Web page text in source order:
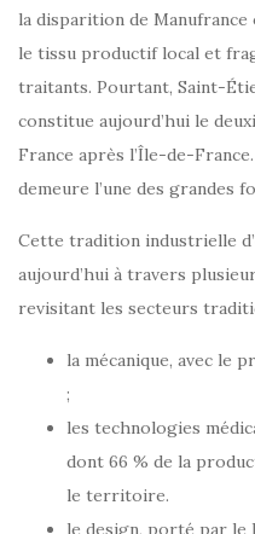
la disparition de
le tissu productif local et
traitants. Pourtant, Saint-
constitue aujourd’hui le
France après l’Île-de-
demeure l’une des grandes
Cette tradition industrielle
aujourd’hui à travers
revisitant les secteurs
la mécanique, avec le
;
les technologies
dont 66 % de la
le territoire.